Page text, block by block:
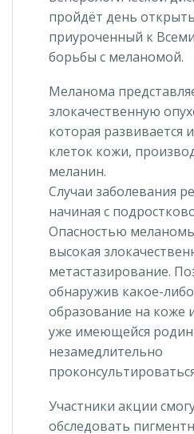
пройдёт день
приуроченный к
борьбы с меланомой.
Меланома
злокачественную
которая развивается
клеток кожи,
меланин.
Случаи заболевания
начиная с
Опасностью меланомы
высокая
метастазирование.
обнаружив какое-
образование на коже
уже имеющейся
незамедлительно
Участники акции
обследовать